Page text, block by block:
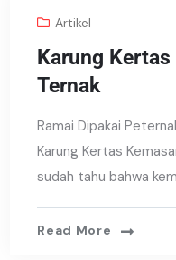
Artikel
Karung
Ternak
Ramai Dipakai
Karung Kertas
sudah tahu bahwa
Read More